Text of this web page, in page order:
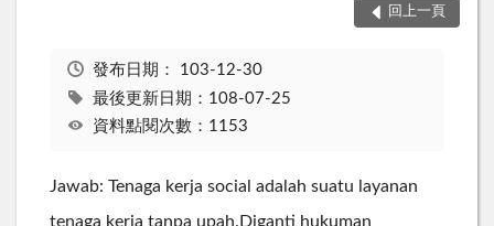
回上一頁
發布日期： 103-12-30
最後更新日期：108-07-25
資料點閱次數：1153
Jawab: Tenaga kerja social adalah suatu layanan
tenaga kerja tanpa upah.Diganti hukuman